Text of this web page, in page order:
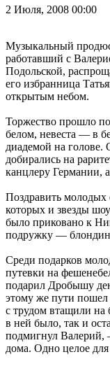
2 Июля, 2008 00:00
Музыкальный
работавший с
Подольской,
его избранница
открытым небом.
Торжество прошло
белом, невеста — в
диадемой на голове.
добирались на
канцлеру Германии,
Поздравить молодых
которых и звезды
было приковано к
подружку —
Среди подарков
путевки на
подарил Дробышу
этому же пути пошел
с трудом втащили на
в ней было, так и
подмигнул Валерий,
дома. Одно целое